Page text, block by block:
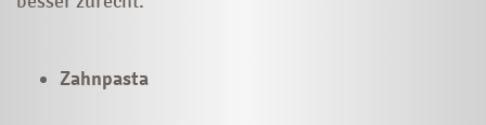
Zahnpasta